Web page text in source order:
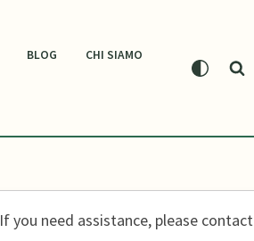
BLOG
CHI SIAMO
you need assistance, please contact